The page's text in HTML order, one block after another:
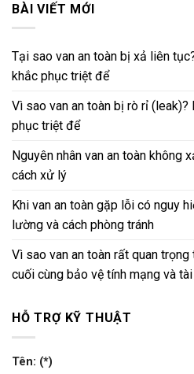
BÀI VIẾT MỚI
Tại sao van an toàn bị xả liên
khắc phục triệt để
Vì sao van an toàn bị rò rỉ (leak)?
phục triệt để
Nguyên nhân van an toàn không
cách xử lý
Khi van an toàn gặp lỗi có nguy
lường và cách phòng tránh
Vì sao van an toàn rất quan trọng
cuối cùng bảo vệ tính mạng và
HỖ TRỢ KỸ THUẬT
Tên: (*)